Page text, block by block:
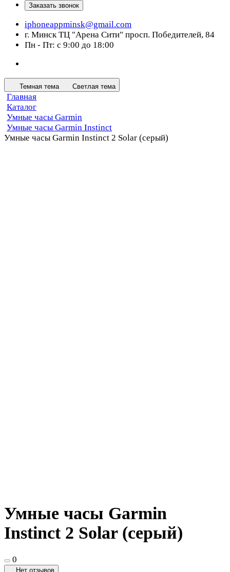
Заказать звонок
iphoneappminsk@gmail.com
г. Минск ТЦ "Арена Сити" просп. Победителей, 84
Пн - Пт: с 9:00 до 18:00
Темная тема Светлая тема
Главная
Каталог
Умные часы Garmin
Умные часы Garmin Instinct
Умные часы Garmin Instinct 2 Solar (серый)
Умные часы Garmin
Instinct 2 Solar (серый)
0
Нет отзывов